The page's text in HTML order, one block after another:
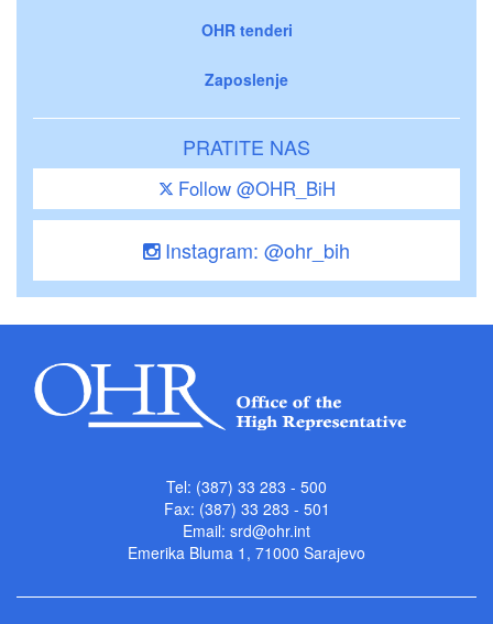
OHR tenderi
Zaposlenje
PRATITE NAS
Follow @OHR_BiH
Instagram: @ohr_bih
Tel: (387) 33 283 - 500
Fax: (387) 33 283 - 501
Email: srd@ohr.int
Emerika Bluma 1, 71000 Sarajevo